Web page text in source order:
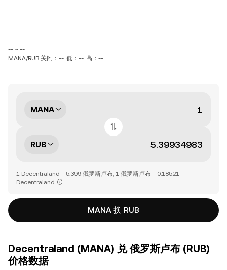
-- ~ --
MANA/RUB 关闭：-- 低：-- 高：--
MANA
RUB
1 Decentraland = 5.399 俄罗斯卢布, 1 俄罗斯卢布 = 0.18521
Decentraland
MANA 换 RUB
Decentraland (MANA) 兑 俄罗斯卢布 (RUB)
价格数据